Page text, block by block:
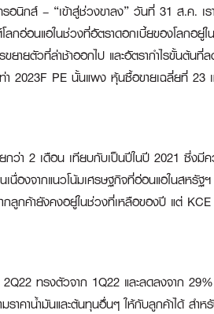
อนิกส์ – “เข้าสู่ช่วงขาลง” วันที่ 31 ส.ค. เ
ลกอ่อนแอในช่วงที่อัตราดอกเบี้ยของโลก
ยตัวที่ล่าช้าออกไป และอัตรากำไรขั้นต้นที่
ท่า 2023F PE นั้นแพง หุ้นซื้อขายเฉลี่ยที่
ว่า 2 เดือน เทียบกับเป็นปีในปี 2021 ซึ่ง
นื่องจากแนวโน้มเศรษฐกิจที่อ่อนแอในสห
กลูกค้ายังคงอยู่ในช่วงที่เหลือของปี แต่
ทรงตัวจาก 1Q22 และลดลงจาก
คาน้ำมันและต้นทุนอื่นๆ ให้กับลูกค้าได้ สำ